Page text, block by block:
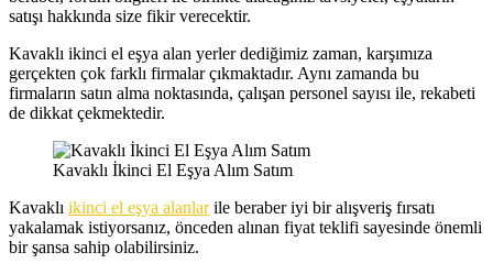
satışı hakkında size fikir verecektir.
Kavaklı ikinci el eşya alan yerler dediğimiz zaman, karşımıza
gerçekten çok farklı firmalar çıkmaktadır. Aynı zamanda bu
firmaların satın alma noktasında, çalışan personel sayısı ile, rekabeti
de dikkat çekmektedir.
Kavaklı İkinci El Eşya Alım Satım
Kavaklı ikinci el eşya alanlarile beraber iyi bir alışveriş fırsatı
yakalamak istiyorsanız, önceden alınan fiyat teklifi sayesinde önemli
bir şansa sahip olabilirsiniz.